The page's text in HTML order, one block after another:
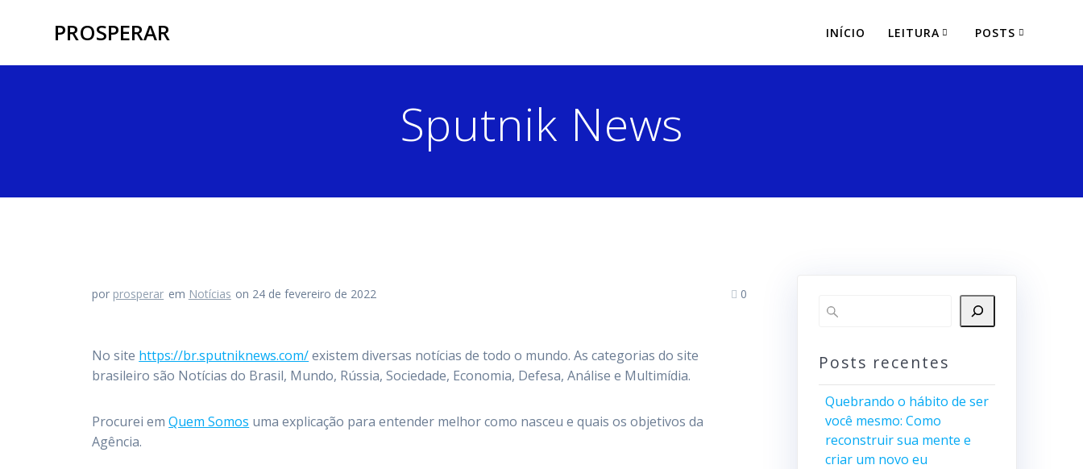
PROSPERAR INÍCIO LEITURA POSTS
Sputnik News
por prosperar em Notícias on 24 de fevereiro de 2022 0
No site https://br.sputniknews.com/existem diversas notícias de todo o mundo. As categorias do site
brasileiro são Notícias do Brasil, Mundo, Rússia, Sociedade, Economia, Defesa, Análise e Multimídia.
Procurei emQuem Somos uma explicação para entender melhor como nasceu e quais os objetivos da
Agência.
Posts recentes
Quebrando o hábito de ser
você mesmo: Como
reconstruir sua mente e
criar um novo eu